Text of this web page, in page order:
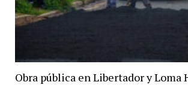
Obra pública en Libertador y Loma